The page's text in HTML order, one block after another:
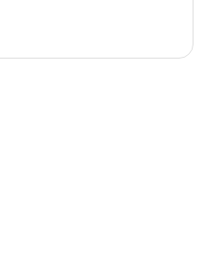
de la ciudad. Ha
Ha publicado
(Miró,...